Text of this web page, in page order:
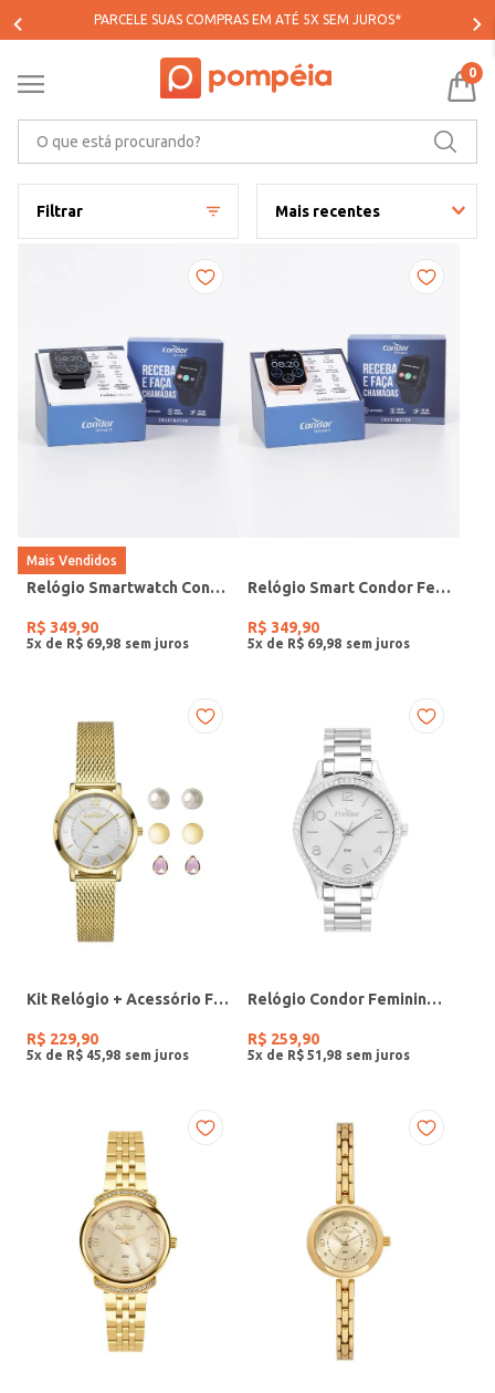
PARCELE SUAS COMPRAS EM ATÉ 5X SEM JUROS*
0
Filtrar Mais recentes
Mais Vendidos
Relógio Smartwatch Condor PRETO
R$ 349,90
5x de R$ 69 98
Relógio Smart Condor Feminino ROSE
R$ 349,90
5x de R$ 69 98
Kit Relógio + Acessório Feminino DOURADO
R$ 229,90
5x de R$ 45 98
Relógio Condor Feminino PRATA
R$ 259,90
5x de R$ 51 98